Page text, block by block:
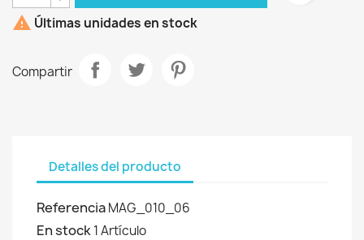
 Últimas unidades en stock
Compartir
Detalles del producto
ReferenciaMAG_010_06
En stock1 Artículo